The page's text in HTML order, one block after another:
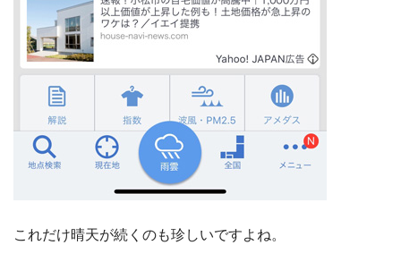
これだけ晴天が続くのも珍しいですよね。